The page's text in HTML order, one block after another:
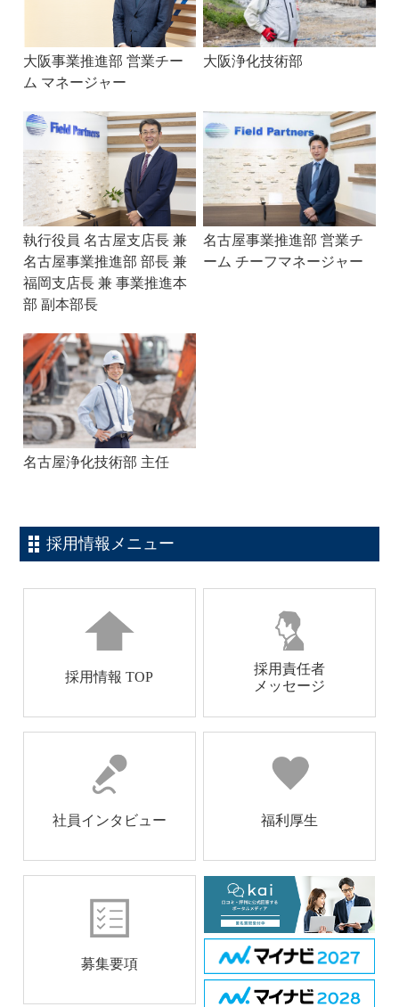
大阪事業推進部 営業チー
ム マネージャー
大阪浄化技術部
執行役員 名古屋支店長 兼
名古屋事業推進部 部長 兼
福岡支店長 兼 事業推進本
部 副本部長
名古屋事業推進部 営業チ
ーム チーフマネージャー
名古屋浄化技術部 主任
採用情報メニュー
採用情報 TOP
採用責任者
メッセージ
社員インタビュー 福利厚生
募集要項